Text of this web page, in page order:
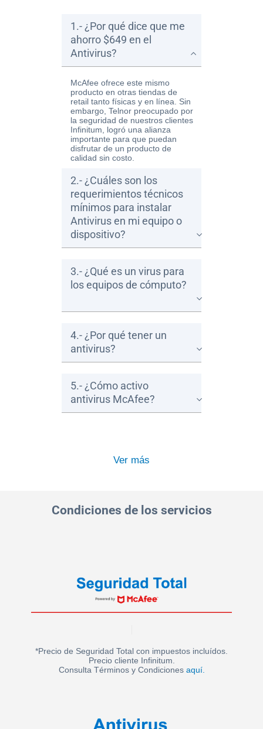
1.- ¿Por qué dice que me
ahorro $649 en el
Antivirus?
McAfee ofrece este mismo
producto en otras tiendas de
retail tanto físicas y en línea. Sin
embargo, Telnor preocupado por
la seguridad de nuestros clientes
Infinitum, logró una alianza
importante para que puedan
disfrutar de un producto de
calidad sin costo.
2.- ¿Cuáles son los
requerimientos técnicos
mínimos para instalar
Antivirus en mi equipo o
dispositivo?
3.- ¿Qué es un virus para
los equipos de cómputo?
4.- ¿Por qué tener un
antivirus?
5.- ¿Cómo activo
antivirus McAfee?
Ver más
Condiciones de los servicios
*Precio de Seguridad Total con impuestos incluídos.
Precio cliente Infinitum.
Consulta Términos y Condiciones aquí.